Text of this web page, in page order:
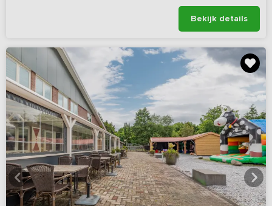
Bekijk details